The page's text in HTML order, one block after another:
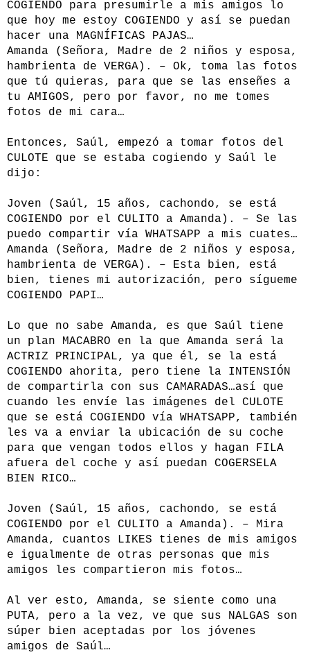
COGIENDO para presumirle a mis amigos lo
que hoy me estoy COGIENDO y así se puedan
hacer una MAGNÍFICAS PAJAS…
Amanda (Señora, Madre de 2 niños y esposa,
hambrienta de VERGA). – Ok, toma las fotos
que tú quieras, para que se las enseñes a
tu AMIGOS, pero por favor, no me tomes
fotos de mi cara…
Entonces, Saúl, empezó a tomar fotos del
CULOTE que se estaba cogiendo y Saúl le
dijo:
Joven (Saúl, 15 años, cachondo, se está
COGIENDO por el CULITO a Amanda). – Se las
puedo compartir vía WHATSAPP a mis cuates…
Amanda (Señora, Madre de 2 niños y esposa,
hambrienta de VERGA). – Esta bien, está
bien, tienes mi autorización, pero sígueme
COGIENDO PAPI…
Lo que no sabe Amanda, es que Saúl tiene
un plan MACABRO en la que Amanda será la
ACTRIZ PRINCIPAL, ya que él, se la está
COGIENDO ahorita, pero tiene la INTENSIÓN
de compartirla con sus CAMARADAS…así que
cuando les envíe las imágenes del CULOTE
que se está COGIENDO vía WHATSAPP, también
les va a enviar la ubicación de su coche
para que vengan todos ellos y hagan FILA
afuera del coche y así puedan COGERSELA
BIEN RICO…
Joven (Saúl, 15 años, cachondo, se está
COGIENDO por el CULITO a Amanda). – Mira
Amanda, cuantos LIKES tienes de mis amigos
e igualmente de otras personas que mis
amigos les compartieron mis fotos…
Al ver esto, Amanda, se siente como una
PUTA, pero a la vez, ve que sus NALGAS son
súper bien aceptadas por los jóvenes
amigos de Saúl…